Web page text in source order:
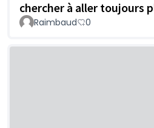
chercher à aller toujours
Raimbaud 0